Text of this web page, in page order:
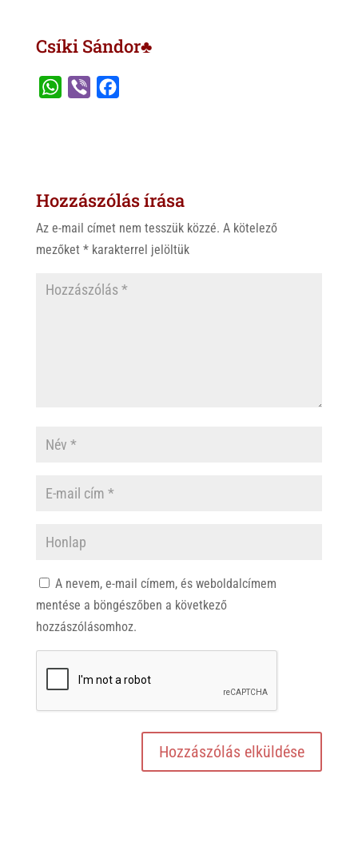
Csíki Sándor♣
A
p
o
k
Hozzászólás írása
Az e-mail címet nem tesszük közzé. A kötelező
mezőket *karakterrel jelöltük
A nevem, e-mail címem, és weboldalcímem
mentése a böngészőben a következő
hozzászólásomhoz.